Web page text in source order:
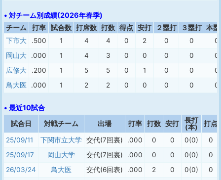
• 対チーム別成績(2026年春季)
チーム 打率 試合数 打席数 打数 得点 安打 ２塁打 ３塁打 本
下市大
.500 1 4 4 0 2 0 0
0
岡山大
.000 1 4 3 0 0 0 0
0
広修大
.200 1 5 5 0 1 0 0
0
鳥大医
.000 1 2 2 0 0 0 0 0
• 最近10試合
試合日 対戦チーム 出場 打率 打数 安打
長打
(本)
打点
25/09/11 下関市立大学 交代(7回裏) .000 0 0 0(0)
0
25/09/17
岡山大学 交代(7回裏) .000 0 0 0(0)
0
26/03/24
鳥大医 交代(6回表) .000 2 0 0(0)
0